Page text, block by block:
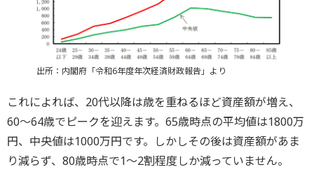
出所：内閣府「令和6年度年次経済財政報告」より
これによれば、20代以降は歳を重ねるほど資産額が増え、
60～64歳でピークを迎えます。65歳時点の平均値は1800万
円、中央値は1000万円です。しかしその後は資産額があま
り減らず、80歳時点で1～2割程度しか減っていません。